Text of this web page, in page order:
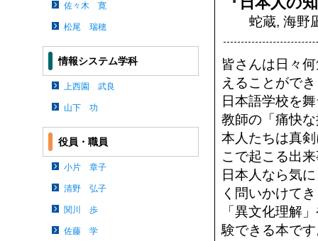
佐々木 寛
松尾 瑞穂
情報システム学科
上西園 武良
山下 功
役員・職員
小片 章子
清野 弘子
関川 歩
佐藤 学
蛇蔵, 海野
皆さんは日々
えることがで
日本語学校を
教師の「痛快
本人たちは真
こで起こる出
日本人なら気
く問いかけて
「異文化理解
験できる本で